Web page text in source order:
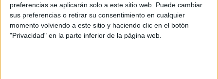
preferencias se aplicarán solo a este sitio web. Puede cambiar
sus preferencias o retirar su consentimiento en cualquier
momento volviendo a este sitio y haciendo clic en el botón
"Privacidad" en la parte inferior de la página web.
Ellie es una adolescente rebelde que desde el principio
tiene malas vibraciones con la casa tras haberse quedado
ya de primeras encerrada en el lúgubre sótano (¡no